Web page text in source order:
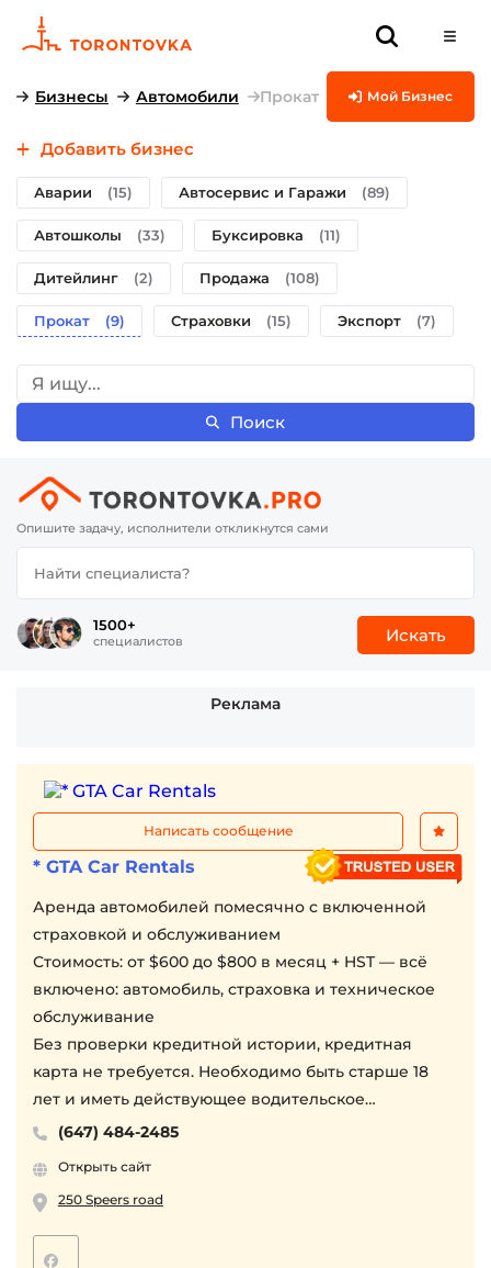
Бизнесы Автомобили Прокат Мой Бизнес
Добавить бизнес
Аварии (15) Автосервис и Гаражи (89)
Автошколы (33) Буксировка (11)
Дитейлинг (2) Продажа (108)
Прокат (9) Страховки (15) Экспорт (7)
Поиск
Опишите задачу, исполнители откликнутся сами
1500+
специалистов Искать
Реклама
Написать сообщение
* GTA Car Rentals
Аренда автомобилей помесячно с включенной
страховкой и обслуживанием
Стоимость: от $600 до $800 в месяц + HST — всё
включено: автомобиль, страховка и техническое
обслуживание
Без проверки кредитной истории, кредитная
карта не требуется. Необходимо быть старше 18
лет и иметь действующее водительское
удостоверение.
🚘 В нашем автопарке:
• Седаны
• Хэтчбеки
• Внедорожники (SUV)
(647) 484-2485
Открыть сайт
250 Speers road